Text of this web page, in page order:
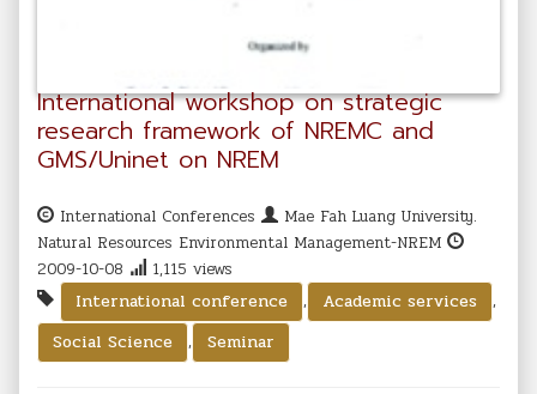
International workshop on strategic
research framework of NREMC and
GMS/Uninet on NREM
International Conferences
Mae Fah Luang University.
Natural Resources Environmental Management-NREM
2009-10-08
1,115 views
International conference
, Academic services
,
Social Science
, Seminar